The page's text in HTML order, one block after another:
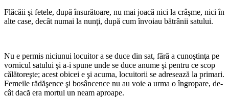
Flăcăii şi fetele, după însurătoare, nu mai joacă nici la crâşme, nici în
alte case, decât numai la nunţi, după cum învoiau bătrânii satului.
Nu e permis niciunui locuitor a se duce din sat, fără a cunoştinţa pe
vorni­cul satului şi a-i spune unde se duce anume şi pentru ce scop
călătoreşte; acest obicei e şi acuma, locuitorii se adresează la primari.
Femeile rădăşence şi bosâncence nu au voie a urma o îngropare, de­
cât dacă era mortul un neam aproape.